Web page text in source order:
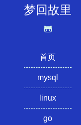
梦回故里
首页
mysql
linux
go